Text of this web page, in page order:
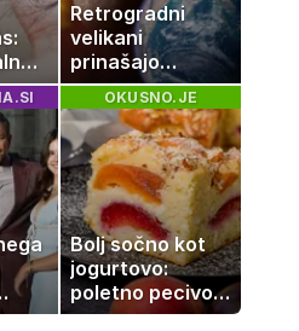
Retrogradni
velikani
prinašajo
pomembne
premike – kaj
pomeni, da so
Saturn, Neptun
in Pluton hkrati
retrogradni?
OKUSNO.JE
Bolj sočno kot
jogurtovo:
poletno pecivo,
ki vedno uspe